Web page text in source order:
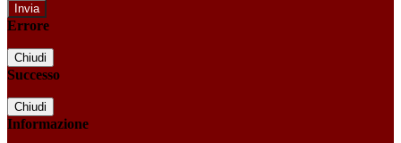
Errore
Chiudi
Successo
Chiudi
Informazione